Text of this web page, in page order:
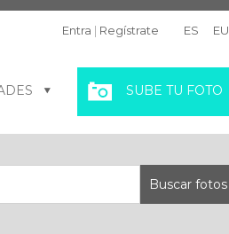
Entra | Regístrate ES EU
SUBE TU FOTO